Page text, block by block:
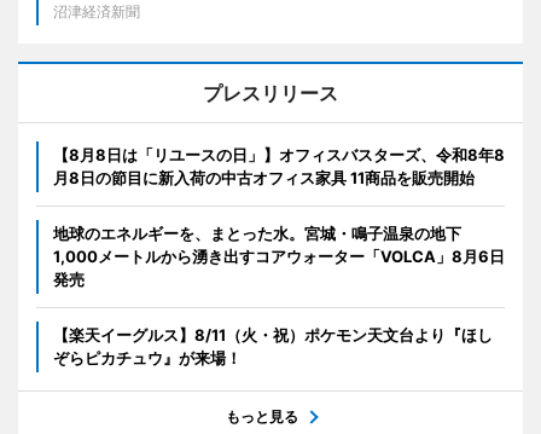
沼津経済新聞
プレスリリース
【8月8日は「リユースの日」】オフィスバスターズ、令和8年8
月8日の節目に新入荷の中古オフィス家具 11商品を販売開始
地球のエネルギーを、まとった水。宮城・鳴子温泉の地下
1,000メートルから湧き出すコアウォーター「VOLCA」8月6日
発売
【楽天イーグルス】8/11（火・祝）ポケモン天文台より『ほし
ぞらピカチュウ』が来場！
もっと見る